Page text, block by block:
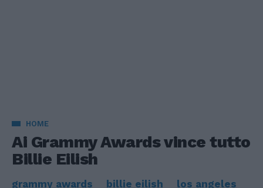
HOME
Ai Grammy Awards vince tutto
Billie Eilish
grammy awards billie eilish los angeles